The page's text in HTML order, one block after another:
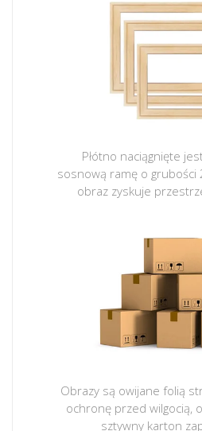
Płótno naciągnięte
sosnową ramę o grubości
obraz zyskuje
Obrazy są owijane folią
ochronę przed wilgocią,
sztywny karton